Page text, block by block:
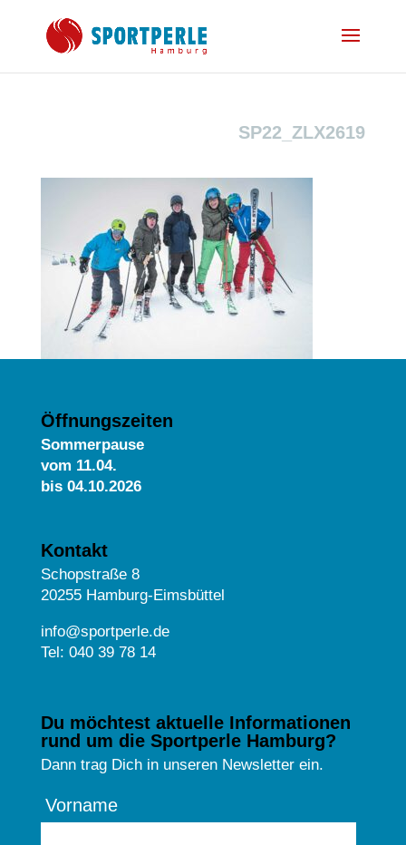
SP22_ZLX2619
Öffnungszeiten
Sommerpause
vom 11.04.
bis 04.10.2026
Kontakt
Schopstraße 8
20255 Hamburg-Eimsbüttel
info@sportperle.de
Tel: 040 39 78 14
Du möchtest aktuelle Informationen
rund um die Sportperle Hamburg?
Dann trag Dich in unseren Newsletter ein.
Vorname